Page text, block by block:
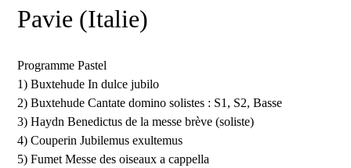
Pavie (Italie)
Programme Pastel
1) Buxtehude In dulce jubilo
2) Buxtehude Cantate domino solistes : S1, S2, Basse
3) Haydn Benedictus de la messe brève (soliste)
4) Couperin Jubilemus exultemus
5) Fumet Messe des oiseaux a cappella